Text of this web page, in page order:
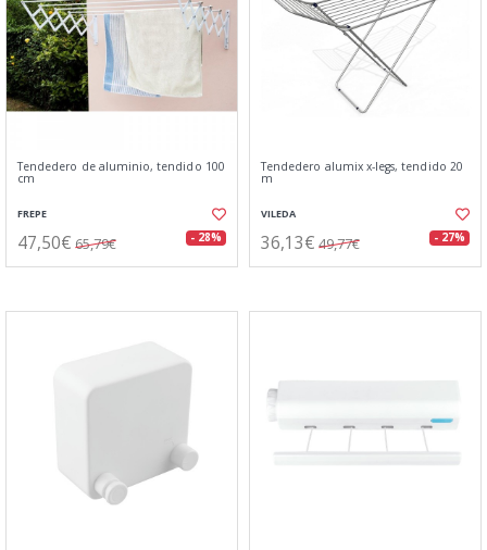
Tendedero de aluminio, tendido 100
cm
FREPE
47,50€ 65,79€ - 28%
Tendedero alumix x-legs, tendido 20
m
VILEDA
36,13€ 49,77€ - 27%